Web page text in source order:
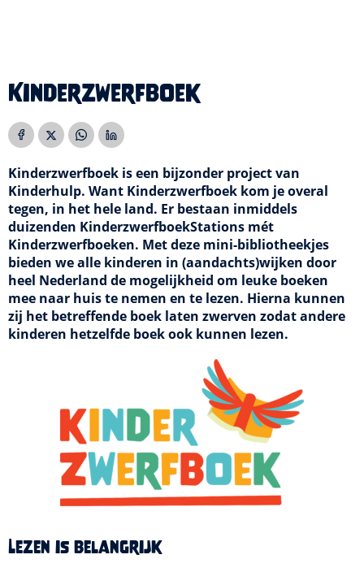
Kinderzwerfboek
Kinderzwerfboek is een bijzonder project van
Kinderhulp. Want Kinderzwerfboek kom je overal
tegen, in het hele land. Er bestaan inmiddels
duizenden KinderzwerfboekStations mét
Kinderzwerfboeken. Met deze mini-bibliotheekjes
bieden we alle kinderen in (aandachts)wijken door
heel Nederland de mogelijkheid om leuke boeken
mee naar huis te nemen en te lezen. Hierna kunnen
zij het betreffende boek laten zwerven zodat andere
kinderen hetzelfde boek ook kunnen lezen.
Lezen is belangrijk